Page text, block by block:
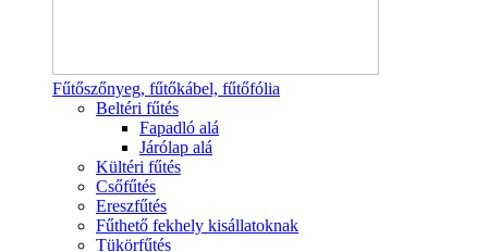
Fűtőszőnyeg, fűtőkábel, fűtőfólia
Beltéri fűtés
Fapadló alá
Járólap alá
Kültéri fűtés
Csőfűtés
Ereszfűtés
Fűthető fekhely kisállatoknak
Tükörfűtés